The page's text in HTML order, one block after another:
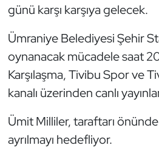
günü karşı karşıya gelecek.
Ümraniye Belediyesi Şehir
oynanacak mücadele saat
Karşılaşma, Tivibu Spor ve
kanalı üzerinden canlı
Ümit Milliler, taraftarı
ayrılmayı hedefliyor.
Oryantiring
Özel Sporcular
Paralimpik
Ragbi
Satranç